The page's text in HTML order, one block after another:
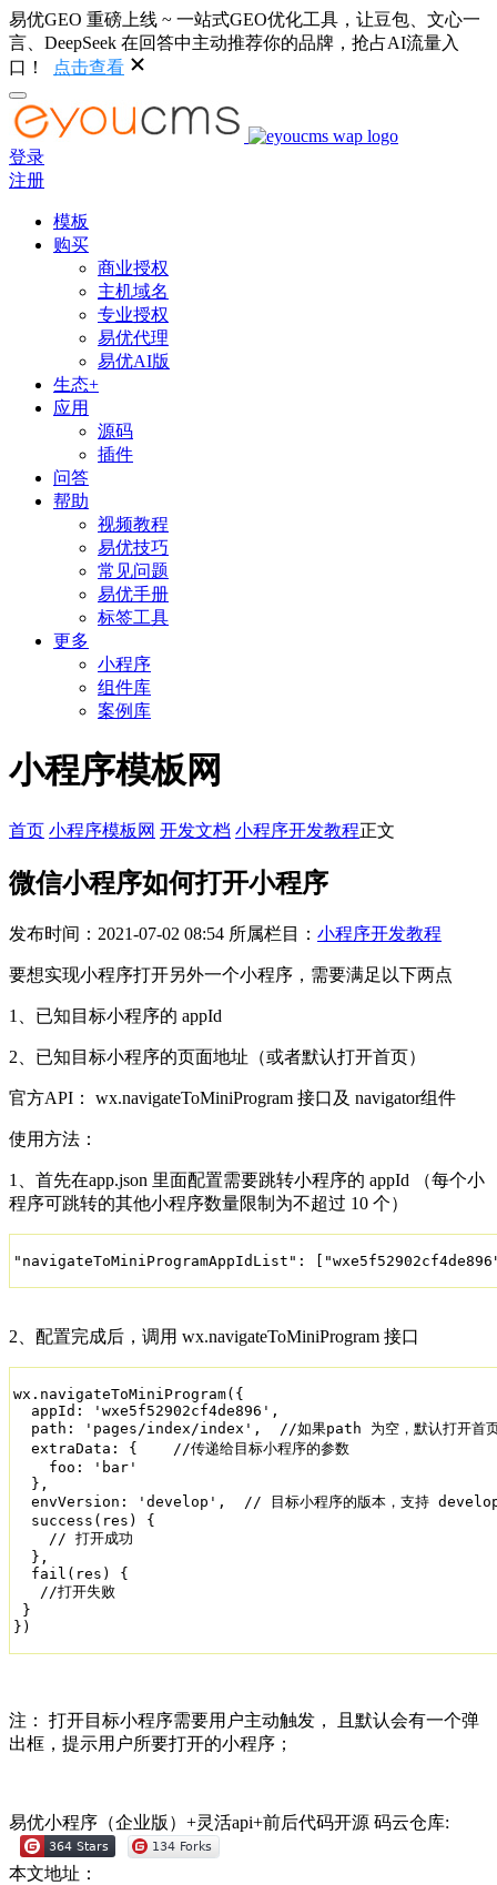
易优GEO 重磅上线 ~ 一站式GEO优化工具，让豆包、文心一
言、DeepSeek 在回答中主动推荐你的品牌，抢占AI流量入
口！
点击查看
登录
注册
模板
购买
商业授权
主机域名
专业授权
易优代理
易优AI版
生态+
应用
源码
插件
问答
帮助
视频教程
易优技巧
常见问题
易优手册
标签工具
更多
小程序
组件库
案例库
小程序模板网
首页 小程序模板网 开发文档 小程序开发教程正文
微信小程序如何打开小程序
发布时间：2021-07-02 08:54 所属栏目： 小程序开发教程
要想实现小程序打开另外一个小程序，需要满足以下两点
1、已知目标小程序的 appId
2、已知目标小程序的页面地址（或者默认打开首页）
官方API： wx.navigateToMiniProgram 接口及 navigator组件
使用方法：
1、首先在app.json 里面配置需要跳转小程序的 appId （每个小
程序可跳转的其他小程序数量限制为不超过 10 个）
"navigateToMiniProgramAppIdList":
2、配置完成后，调用 wx.navigateToMiniProgram 接口
wx.navigateToMiniProgram({
appId: 'wxe5f52902cf4de896',
path: 'pages/index/index',  //如果path 为空，默认打开首
extraData: {    //传递给目标小程序的参数
foo: 'bar'
},
envVersion: 'develop',  // 目标小程序的版本，支持 develop
success(res) {
// 打开成功
},
fail(res) {
//打开失败
}
})
注： 打开目标小程序需要用户主动触发， 且默认会有一个弹
出框，提示用户所要打开的小程序；
易优小程序（企业版）+灵活api+前后代码开源 码云仓库:
本文地址：